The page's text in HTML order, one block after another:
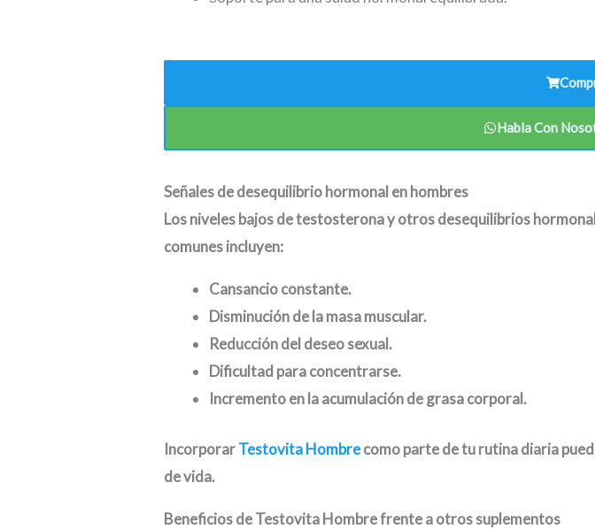
Habla Con
Señales de desequilibrio hormonal en hombres
Los niveles bajos de testosterona y otros desequilibrios
comunes incluyen:
Cansancio constante.
Disminución de la masa muscular.
Reducción del deseo sexual.
Dificultad para concentrarse.
Incremento en la acumulación de grasa corporal.
IncorporarTestovita Hombrecomo parte de tu rutina diaria
de vida.
Beneficios de Testovita Hombre frente a otros suplementos